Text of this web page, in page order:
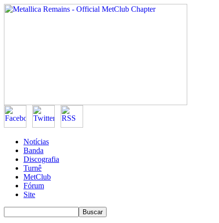
Notícias
Banda
Discografia
Turnê
MetClub
Fórum
Site